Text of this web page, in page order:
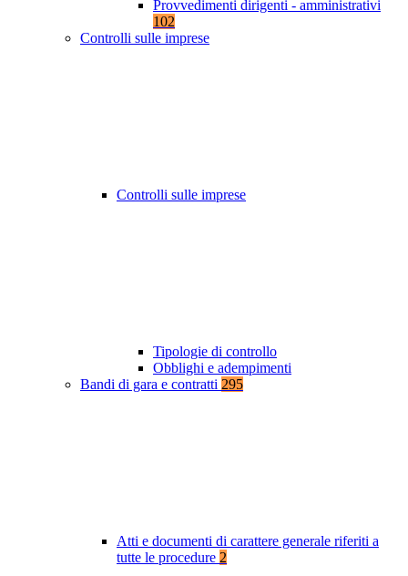
Provvedimenti dirigenti - amministrativi
102
Controlli sulle imprese
Controlli sulle imprese
Tipologie di controllo
Obblighi e adempimenti
Bandi di gara e contratti 295
Atti e documenti di carattere generale riferiti a
tutte le procedure 2